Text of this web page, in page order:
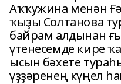
Аҡҡужина менән
ҡыҙы Солтанова
байрам алдынан
үтенесемде кире
ысын бәхете
үҙҙәренең күңел